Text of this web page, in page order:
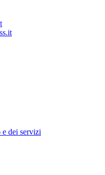
dei servizi